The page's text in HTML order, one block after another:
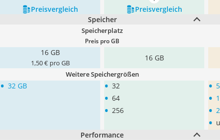
Preis­vergleich
Preis­vergleich
Speicher
Speicherplatz
Preis pro GB
16 GB
1,50 € pro GB
16 GB
Weitere Speichergrößen
• 32 GB • 32
• 64
• 256
•
•
•
•
Performance